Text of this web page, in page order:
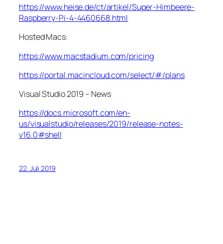
https://www.heise.de/ct/artikel/Super-Himbeere-
Raspberry-Pi-4-4460668.html
Hosted Macs:
https://www.macstadium.com/pricing
https://portal.macincloud.com/select/#/plans
Visual Studio 2019 – News
https://docs.microsoft.com/en-
us/visualstudio/releases/2019/release-notes-
v16.0#shell
22. Juli 2019